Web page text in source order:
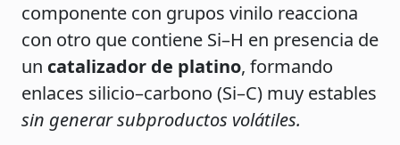
componente con grupos vinilo reacciona
con otro que contiene Si–H en presencia de
un catalizador de platino, formando
enlaces silicio–carbono (Si–C) muy estables
sin generar subproductos volátiles.